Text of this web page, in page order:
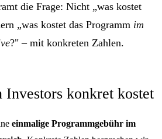
die Frage: Nicht „was kostet
„was kostet das Programm im
?" – mit konkreten Zahlen.
konkret kostet
einmalige Programmgebühr im